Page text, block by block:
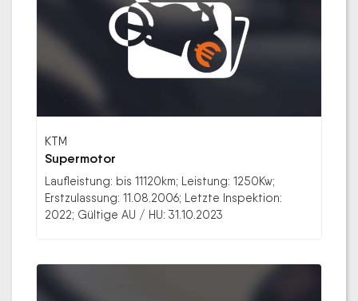
KTM
Supermotor
Laufleistung: bis 11120km; Leistung: 1250Kw;
Erstzulassung: 11.08.2006; Letzte Inspektion:
2022; Gültige AU / HU: 31.10.2023